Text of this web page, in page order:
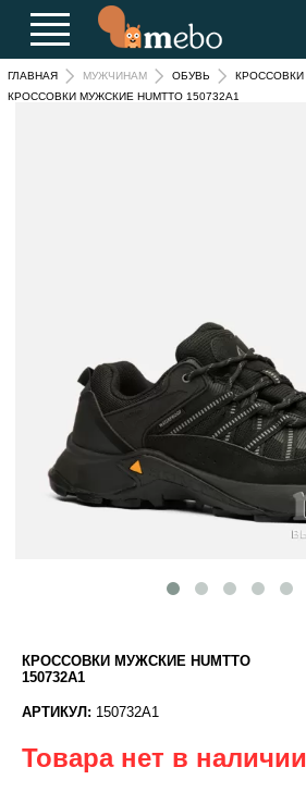
ГЛАВНАЯ МУЖЧИНАМ ОБУВЬ
КРОССОВКИ
КРОССОВКИ МУЖСКИЕ HUMTTO 150732A1
КРОССОВКИ МУЖСКИЕ HUMTTO
150732A1
АРТИКУЛ: 150732A1
Товара нет в наличии